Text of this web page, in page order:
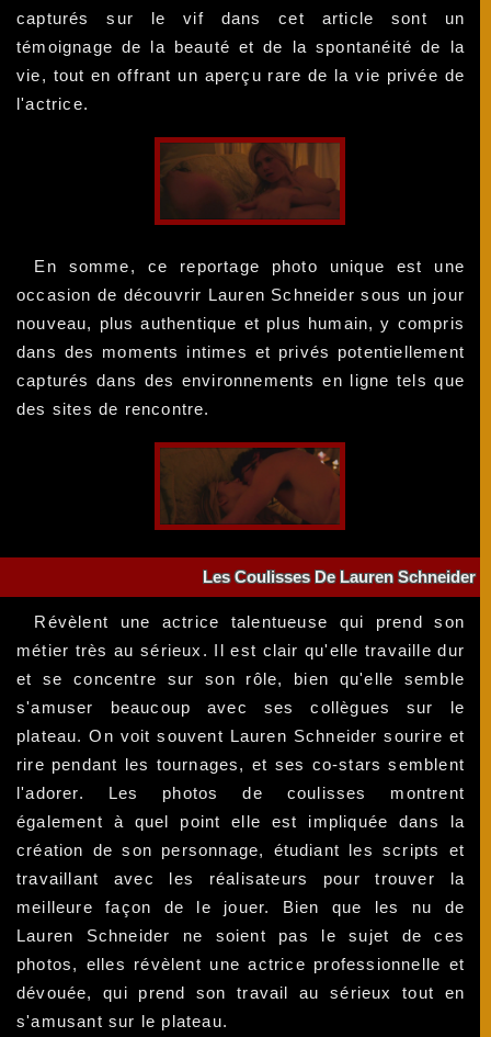
capturés sur le vif dans cet article sont un
témoignage de la beauté et de la spontanéité de la
vie, tout en offrant un aperçu rare de la vie privée de
l'actrice.
En somme, ce reportage photo unique est une
occasion de découvrir Lauren Schneider sous un jour
nouveau, plus authentique et plus humain, y compris
dans des moments intimes et privés potentiellement
capturés dans des environnements en ligne tels que
des sites de rencontre.
Les Coulisses De Lauren Schneider
Révèlent une actrice talentueuse qui prend son
métier très au sérieux. Il est clair qu'elle travaille dur
et se concentre sur son rôle, bien qu'elle semble
s'amuser beaucoup avec ses collègues sur le
plateau. On voit souvent Lauren Schneider sourire et
rire pendant les tournages, et ses co-stars semblent
l'adorer. Les photos de coulisses montrent
également à quel point elle est impliquée dans la
création de son personnage, étudiant les scripts et
travaillant avec les réalisateurs pour trouver la
meilleure façon de le jouer. Bien que les nu de
Lauren Schneider ne soient pas le sujet de ces
photos, elles révèlent une actrice professionnelle et
dévouée, qui prend son travail au sérieux tout en
s'amusant sur le plateau.